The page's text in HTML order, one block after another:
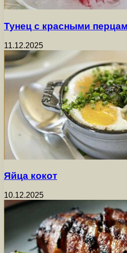
Тунец с красными
11.12.2025
Яйца кокот
10.12.2025